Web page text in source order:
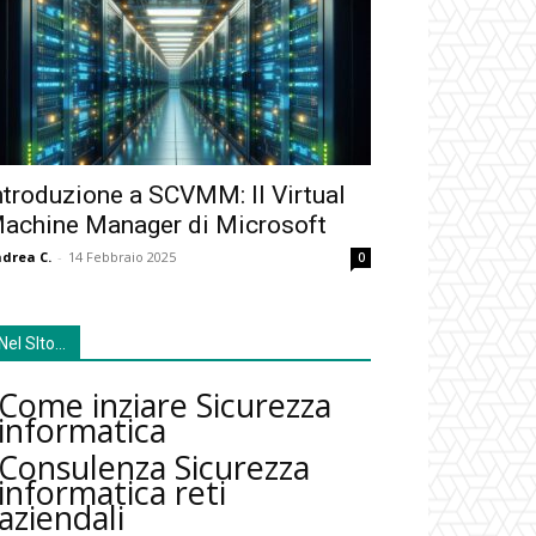
a SCVMM: Il Virtual
Manager di Microsoft
C. - 14 Febbraio 2025 0
Nel SIto…
Come inziare Sicurezza
informatica
Consulenza Sicurezza
informatica reti
aziendali